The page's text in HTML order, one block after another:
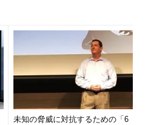
未知の脅威に対抗するための「6